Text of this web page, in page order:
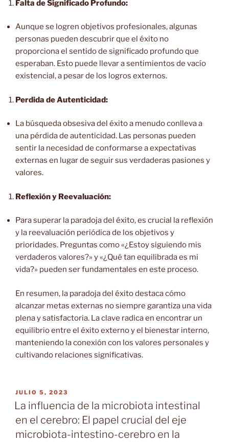
Falta de Significado Profundo:
Aunque se logren objetivos profesionales, algunas
personas pueden descubrir que el éxito no
proporciona el sentido de significado profundo que
esperaban. Esto puede llevar a sentimientos de vacío
existencial, a pesar de los logros externos.
Perdida de Autenticidad:
La búsqueda obsesiva del éxito a menudo conlleva a
una pérdida de autenticidad. Las personas pueden
sentir la necesidad de conformarse a expectativas
externas en lugar de seguir sus verdaderas pasiones y
valores.
Reflexión y Reevaluación:
Para superar la paradoja del éxito, es crucial la reflexión
y la reevaluación periódica de los objetivos y
prioridades. Preguntas como «¿Estoy siguiendo mis
verdaderos valores?» y «¿Qué tan equilibrada es mi
vida?» pueden ser fundamentales en este proceso.
En resumen, la paradoja del éxito destaca cómo
alcanzar metas externas no siempre garantiza una vida
plena y satisfactoria. La clave radica en encontrar un
equilibrio entre el éxito externo y el bienestar interno,
manteniendo la conexión con los valores personales y
cultivando relaciones significativas.
PUBLICADO
EL
JULIO 5, 2023
La influencia de la microbiota intestinal
en el cerebro: El papel crucial del eje
microbiota-intestino-cerebro en la